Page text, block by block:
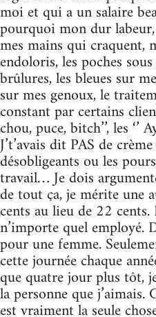
moi et qui a un salaire
pourquoi mon dur
mes mains qui craquent,
endoloris, les poches
brûlures, les bleues sur
sur mes genoux, le
constant par certains
chou, puce, bitch’’, les
J’t’avais dit PAS de
désobligeants ou les
travail… Je dois
de tout ça, je mérite une
cents au lieu de 22
n’importe quel employé.
pour une femme.
cette journée chaque
que quatre jour plus tôt,
la personne que
est vraiment la seule